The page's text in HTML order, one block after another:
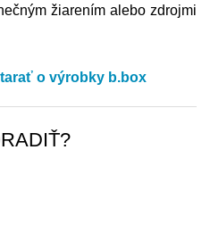
žiarením alebo zdrojmi
o výrobky b.box